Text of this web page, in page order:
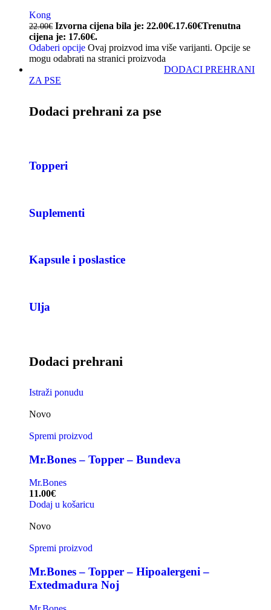
Kong
22.00€ Izvorna cijena bila je: 22.00€.17.60€Trenutna
cijena je: 17.60€.
Odaberi opcije Ovaj proizvod ima više varijanti. Opcije se
mogu odabrati na stranici proizvoda
DODACI PREHRANI
ZA PSE
Dodaci prehrani za pse
Topperi
Suplementi
Kapsule i poslastice
Ulja
Dodaci prehrani
Istraži ponudu
Novo
Spremi proizvod
Mr.Bones – Topper – Bundeva
Mr.Bones
11.00€
Dodaj u košaricu
Novo
Spremi proizvod
Mr.Bones – Topper – Hipoalergeni –
Extedmadura Noj